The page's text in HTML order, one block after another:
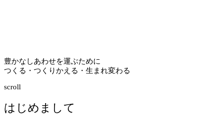
豊かなしあわせを運ぶために
つくる・つくりかえる・生まれ変わる
scroll
はじめまして